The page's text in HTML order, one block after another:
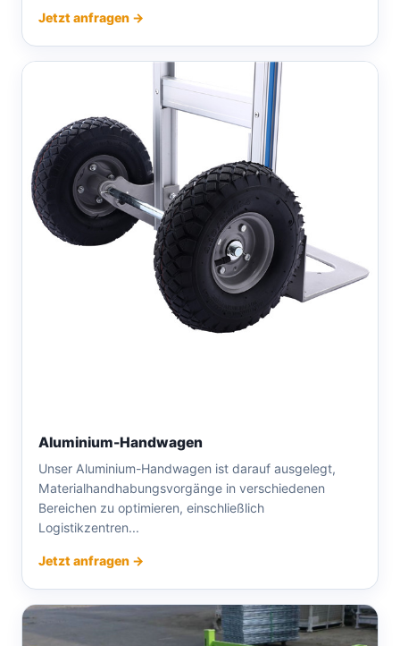
Jetzt anfragen →
Aluminium-Handwagen
Unser Aluminium-Handwagen ist darauf ausgelegt,
Materialhandhabungsvorgänge in verschiedenen
Bereichen zu optimieren, einschließlich
Logistikzentren...
Jetzt anfragen →